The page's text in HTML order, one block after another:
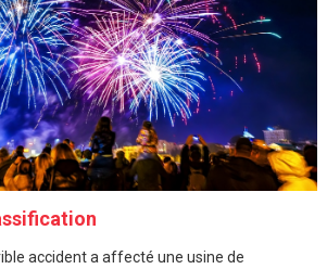
accident a affecté une usine de